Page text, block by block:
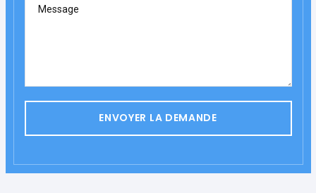
Message
ENVOYER LA DEMANDE